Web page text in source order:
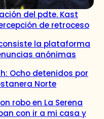
del pdte. Kast
de retroceso
la plataforma
anónimas
Ocho detenidos por
Norte
robo en La Serena
con ir a mi casa y